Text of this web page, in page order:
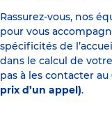
Rassurez-vous, nos
pour vous
spécificités de
dans le calcul de
pas à les contacter au
prix d’un appel).